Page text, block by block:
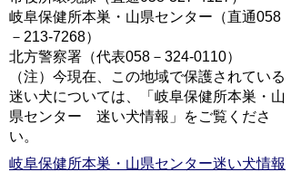
岐阜保健所本巣・山県センター（直通058
－213-7268）
北方警察署（代表058－324-0110）
（注）今現在、この地域で保護されている
迷い犬については、「岐阜保健所本巣・山
県センター 迷い犬情報」をご覧くださ
い。
岐阜保健所本巣・山県センター迷い犬情報